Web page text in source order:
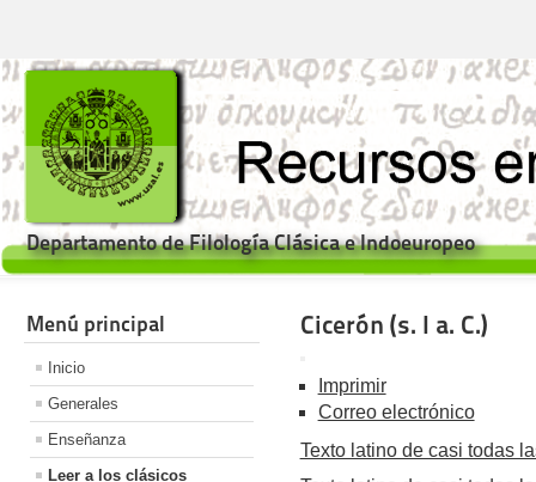
Departamento de Filología Clásica e Indoeuropeo
Menú principal
Inicio
Generales
Enseñanza
Leer a los clásicos
Cicerón (s. I a. C.)
Imprimir
Correo electrónico
Texto latino de casi todas